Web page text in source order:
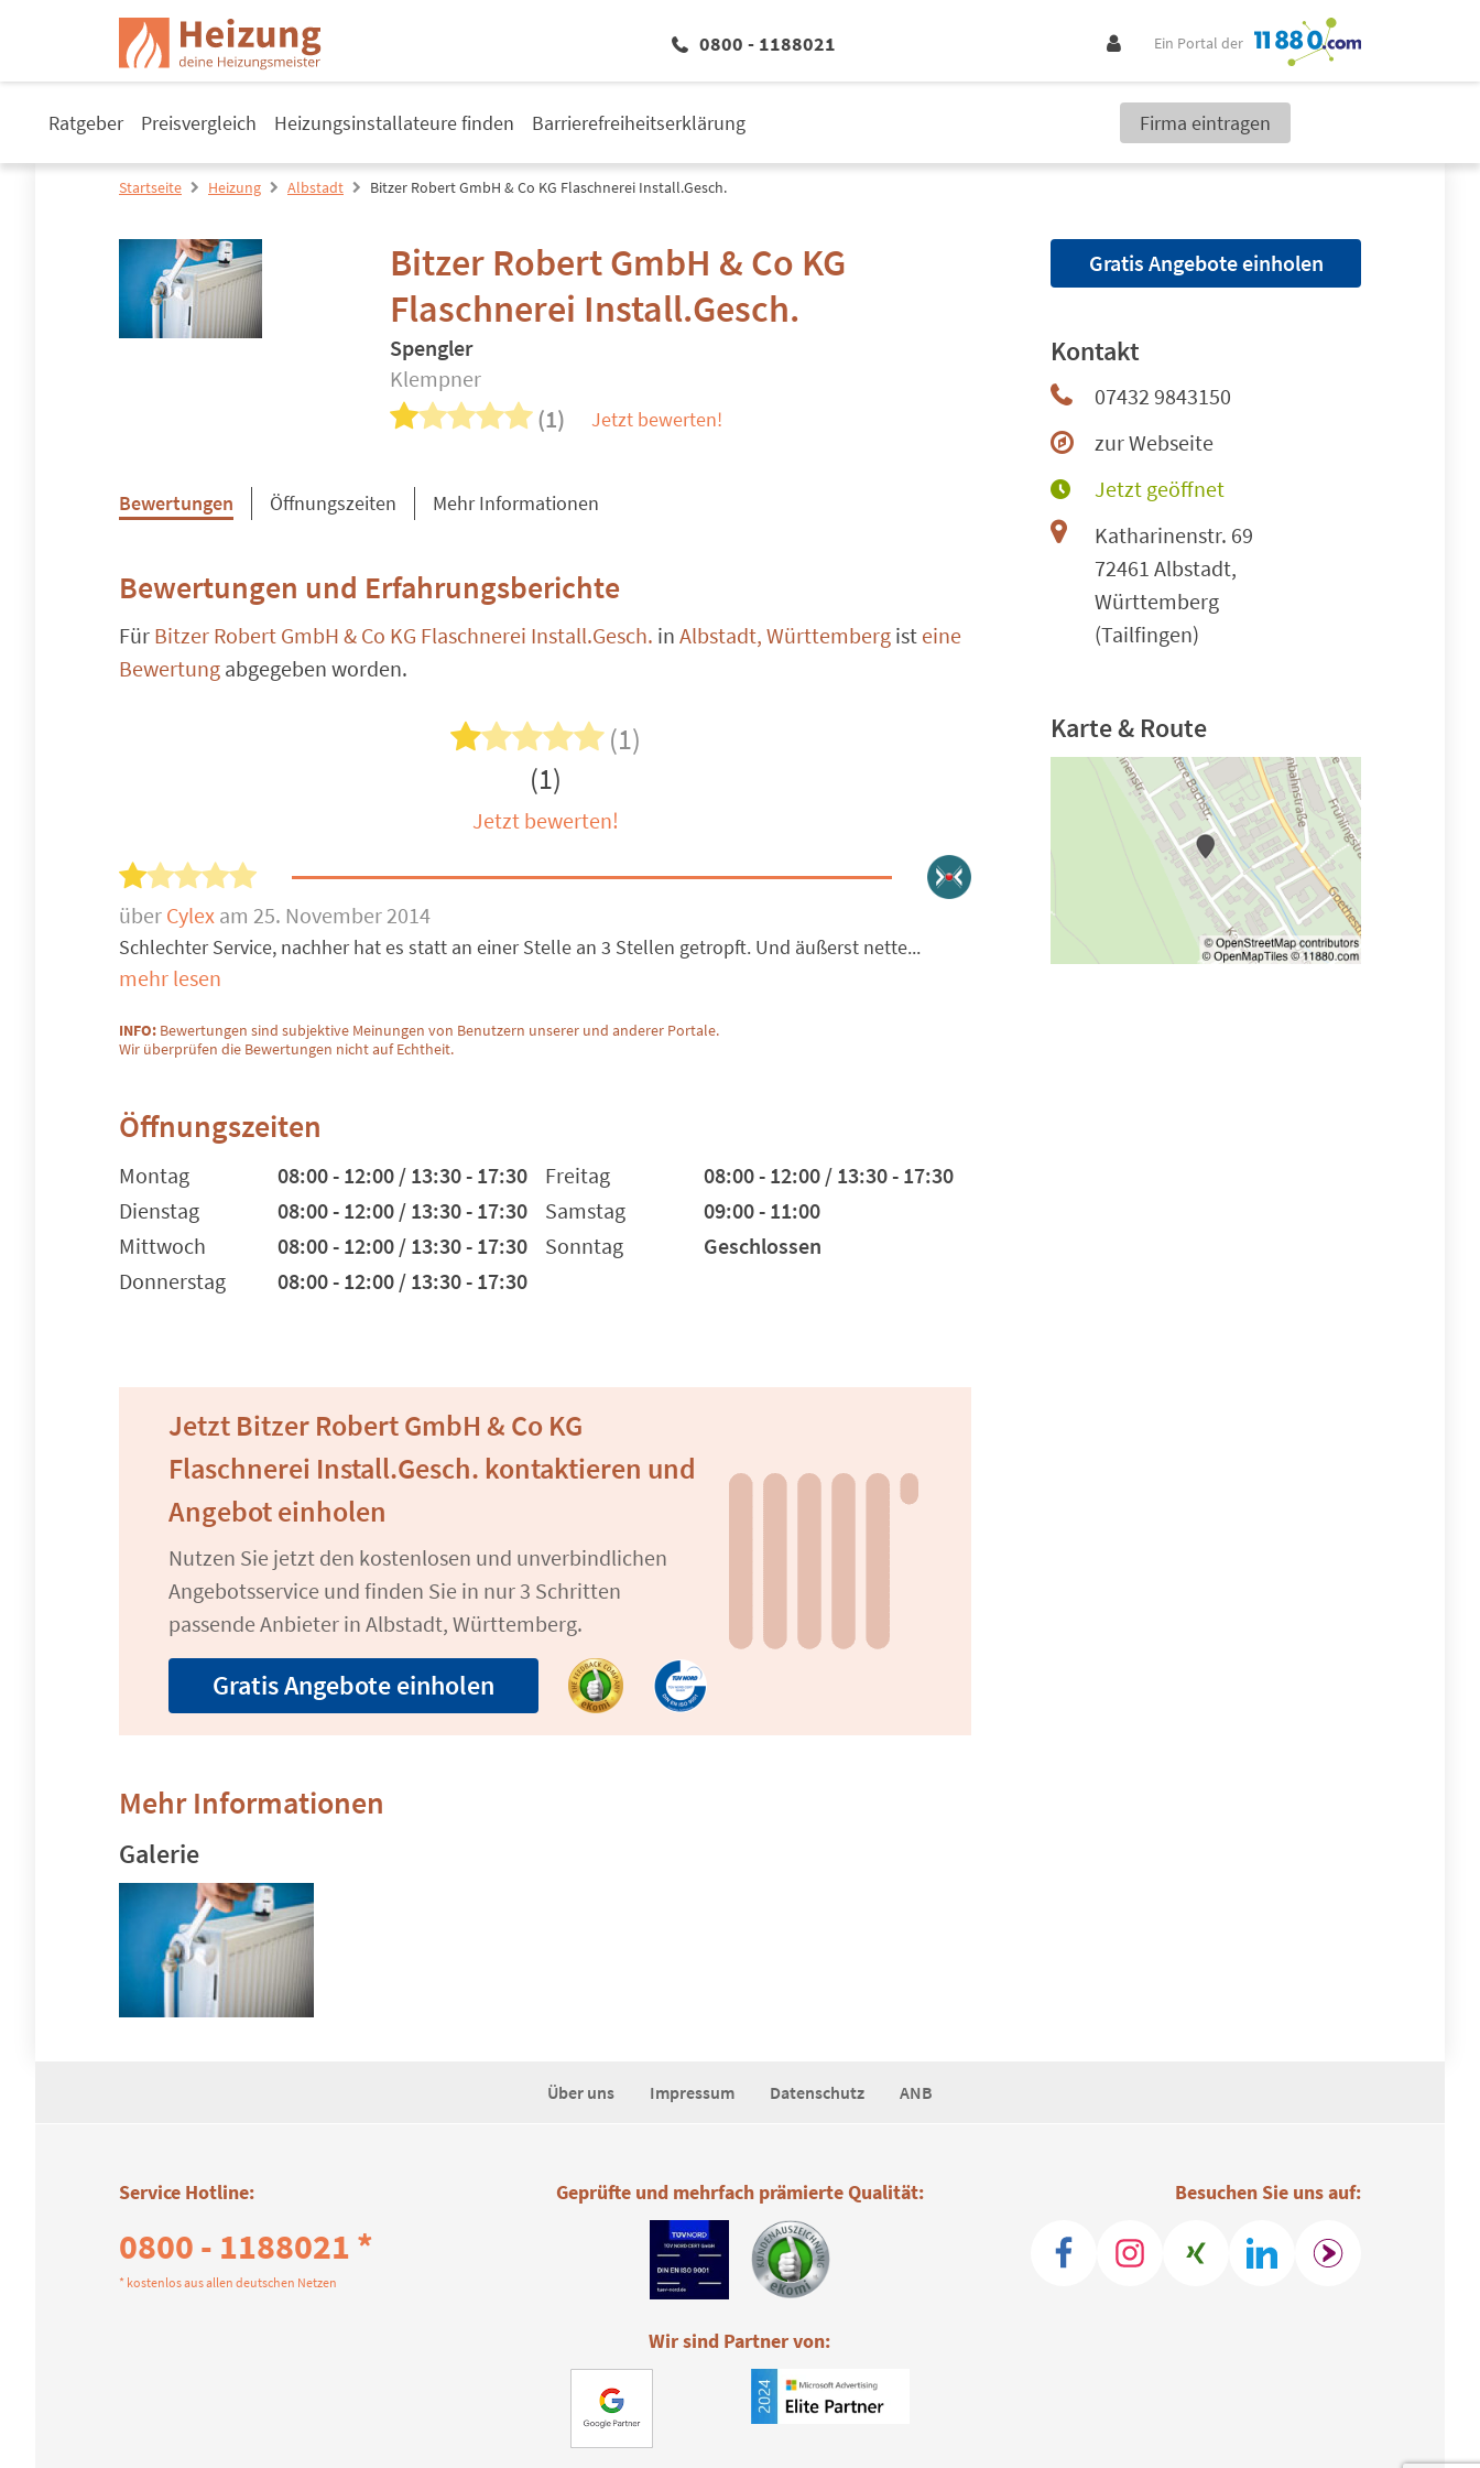
0800 - 1188021 Ein Portal der
Ratgeber Preisvergleich Heizungsinstallateure finden Barrierefreiheitserklärung Firma eintragen
Startseite Heizung Albstadt Bitzer Robert GmbH & Co KG Flaschnerei Install.Gesch.
Bitzer Robert GmbH & Co KG
Flaschnerei Install.Gesch.
Spengler
Klempner
(1) Jetzt bewerten!
Bewertungen Öffnungszeiten Mehr Informationen
Bewertungen und Erfahrungsberichte
Für Bitzer Robert GmbH & Co KG Flaschnerei Install.Gesch. in Albstadt, Württemberg ist eine
Bewertung abgegeben worden.
(1)
(1)
Jetzt bewerten!
über Cylex am 25. November 2014
Schlechter Service, nachher hat es statt an einer Stelle an 3 Stellen getropft. Und äußerst nette...
mehr lesen
INFO: Bewertungen sind subjektive Meinungen von Benutzern unserer und anderer Portale.
Wir überprüfen die Bewertungen nicht auf Echtheit.
Öffnungszeiten
Montag
08:00 - 12:00 / 13:30 - 17:30
Dienstag
08:00 - 12:00 / 13:30 - 17:30
Mittwoch
08:00 - 12:00 / 13:30 - 17:30
Donnerstag
08:00 - 12:00 / 13:30 - 17:30
Freitag
08:00 - 12:00 / 13:30 - 17:30
Samstag
09:00 - 11:00
Sonntag
Geschlossen
Jetzt Bitzer Robert GmbH & Co KG
Flaschnerei Install.Gesch. kontaktieren und
Angebot einholen
Nutzen Sie jetzt den kostenlosen und unverbindlichen
Angebotsservice und finden Sie in nur 3 Schritten
passende Anbieter in Albstadt, Württemberg.
Gratis Angebote einholen
Mehr Informationen
Galerie
Gratis Angebote einholen
Kontakt
07432 9843150
zur Webseite
Jetzt geöffnet
Katharinenstr. 69
72461 Albstadt,
Württemberg
(Tailfingen)
Karte & Route
Über uns Impressum Datenschutz ANB
Service Hotline:
0800 - 1188021 *
* kostenlos aus allen deutschen Netzen
Besuchen Sie uns auf:
Geprüfte und mehrfach prämierte Qualität:
Wir sind Partner von: